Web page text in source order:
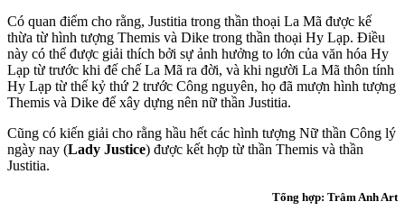
Có quan điểm cho rằng, Justitia trong thần thoại La Mã được kế
thừa từ hình tượng Themis và Dike trong thần thoại Hy Lạp. Điều
này có thể được giải thích bởi sự ảnh hưởng to lớn của văn hóa Hy
Lạp từ trước khi đế chế La Mã ra đời, và khi người La Mã thôn tính
Hy Lạp từ thế kỷ thứ 2 trước Công nguyên, họ đã mượn hình tượng
Themis và Dike để xây dựng nên nữ thần Justitia.
Cũng có kiến giải cho rằng hầu hết các hình tượng Nữ thần Công lý
ngày nay (Lady Justice) được kết hợp từ thần Themis và thần
Justitia.
Tổng hợp: Trâm Anh Art